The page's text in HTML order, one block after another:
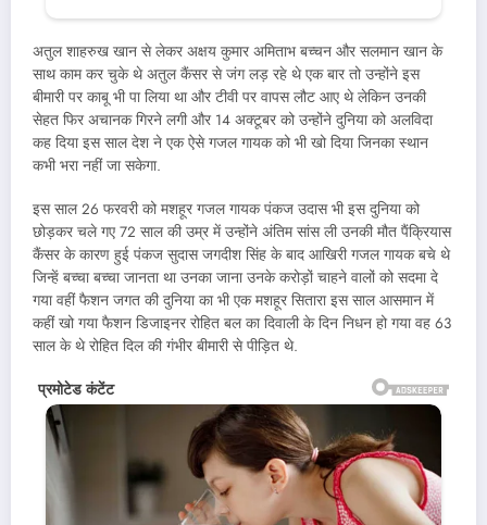
अतुल शाहरुख खान से लेकर अक्षय कुमार अमिताभ बच्चन और सलमान खान के
साथ काम कर चुके थे अतुल कैंसर से जंग लड़ रहे थे एक बार तो उन्होंने इस
बीमारी पर काबू भी पा लिया था और टीवी पर वापस लौट आए थे लेकिन उनकी
सेहत फिर अचानक गिरने लगी और 14 अक्टूबर को उन्होंने दुनिया को अलविदा
कह दिया इस साल देश ने एक ऐसे गजल गायक को भी खो दिया जिनका स्थान
कभी भरा नहीं जा सकेगा.
इस साल 26 फरवरी को मशहूर गजल गायक पंकज उदास भी इस दुनिया को
छोड़कर चले गए 72 साल की उम्र में उन्होंने अंतिम सांस ली उनकी मौत पैंक्रियास
कैंसर के कारण हुई पंकज सुदास जगदीश सिंह के बाद आखिरी गजल गायक बचे थे
जिन्हें बच्चा बच्चा जानता था उनका जाना उनके करोड़ों चाहने वालों को सदमा दे
गया वहीं फैशन जगत की दुनिया का भी एक मशहूर सितारा इस साल आसमान में
कहीं खो गया फैशन डिजाइनर रोहित बल का दिवाली के दिन निधन हो गया वह 63
साल के थे रोहित दिल की गंभीर बीमारी से पीड़ित थे.